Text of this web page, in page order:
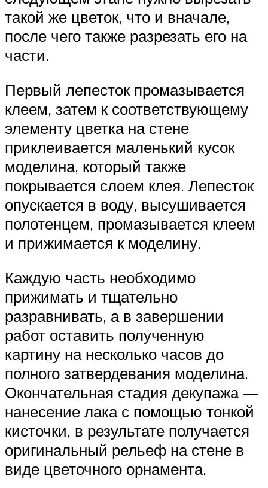
такой же цветок, что и вначале,
после чего также разрезать его на
части.
Первый лепесток промазывается
клеем, затем к соответствующему
элементу цветка на стене
приклеивается маленький кусок
моделина, который также
покрывается слоем клея. Лепесток
опускается в воду, высушивается
полотенцем, промазывается клеем
и прижимается к моделину.
Каждую часть необходимо
прижимать и тщательно
разравнивать, а в завершении
работ оставить полученную
картину на несколько часов до
полного затвердевания моделина.
Окончательная стадия декупажа —
нанесение лака с помощью тонкой
кисточки, в результате получается
оригинальный рельеф на стене в
виде цветочного орнамента.